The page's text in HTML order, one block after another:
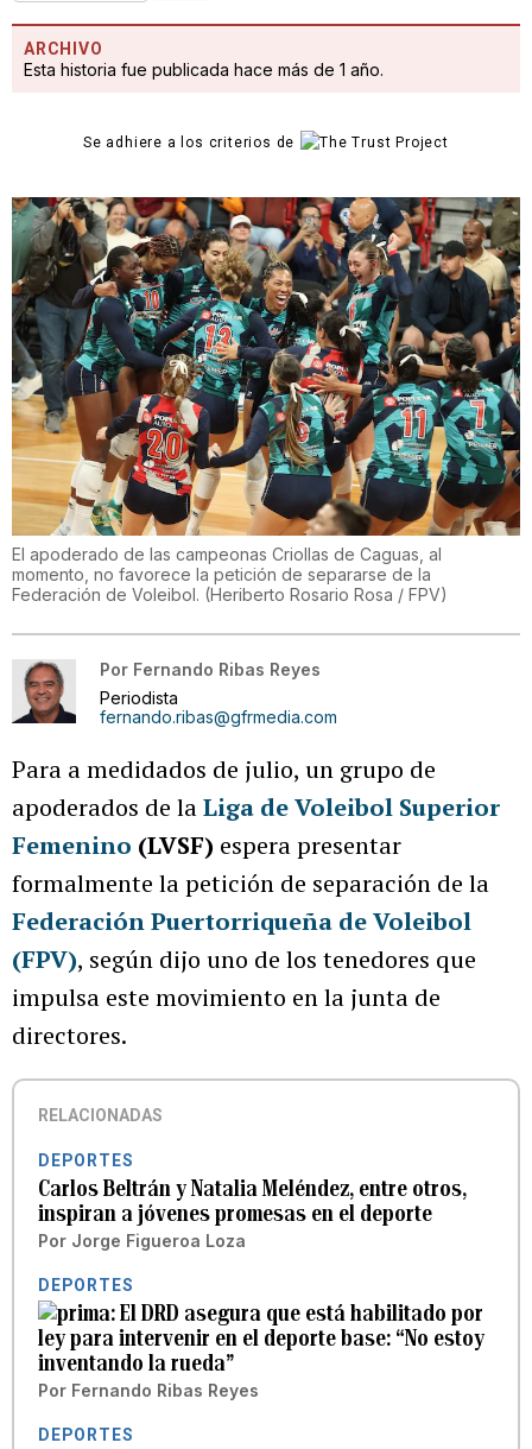
ARCHIVO
Esta historia fue publicada hace más de 1 año.
Se adhiere a los criterios de
El apoderado de las campeonas Criollas de Caguas, al
momento, no favorece la petición de separarse de la
Federación de Voleibol. (Heriberto Rosario Rosa / FPV)
Por Fernando Ribas Reyes
Periodista
fernando.ribas@gfrmedia.com
Para a medidados de julio, un grupo de
apoderados de laLiga deVoleibol Superior
Femenino (LVSF) espera presentar
formalmente la petición de separación de la
Federación Puertorriqueña de Voleibol
(FPV), según dijo uno de los tenedores que
impulsa este movimiento en la junta de
directores.
RELACIONADAS
DEPORTES
Carlos Beltrán y Natalia Meléndez, entre otros,
inspiran a jóvenes promesas en el deporte
Por Jorge Figueroa Loza
DEPORTES
El DRD asegura que está habilitado por
ley para intervenir en el deporte base: “No estoy
inventando la rueda”
Por Fernando Ribas Reyes
DEPORTES